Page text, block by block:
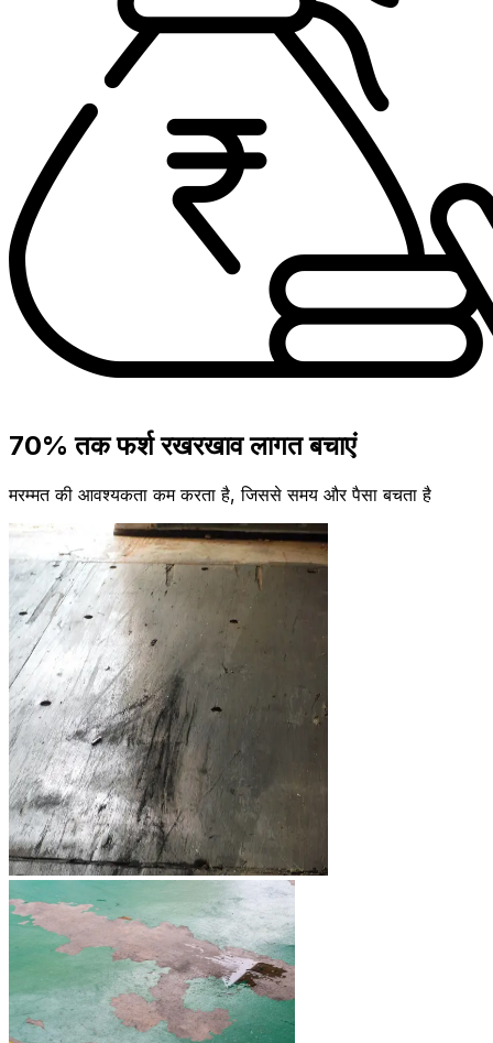
70% तक फर्श रखरखाव लागत बचाएं
मरम्मत की आवश्यकता कम करता है, जिससे समय और पैसा बचता है